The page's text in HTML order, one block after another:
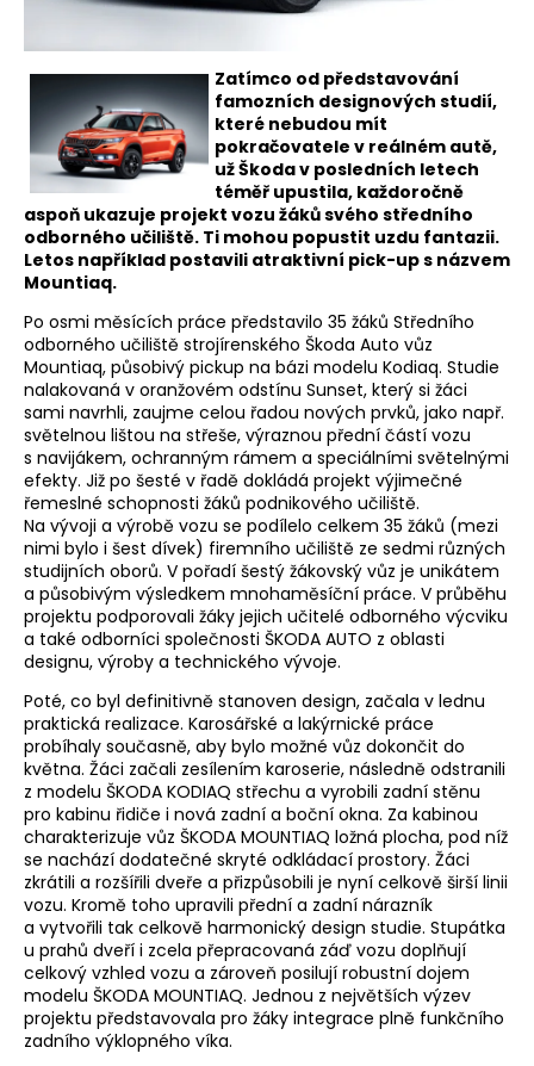
Zatímco od představování
famozních designových studií,
které nebudou mít
pokračovatele v reálném autě,
už Škoda v posledních letech
téměř upustila, každoročně
aspoň ukazuje projekt vozu žáků svého středního
odborného učiliště. Ti mohou popustit uzdu fantazii.
Letos například postavili atraktivní pick-up s názvem
Mountiaq.
Po osmi měsících práce představilo 35 žáků Středního
odborného učiliště strojírenského Škoda Auto vůz
Mountiaq, působivý pickup na bázi modelu Kodiaq. Studie
nalakovaná v oranžovém odstínu Sunset, který si žáci
sami navrhli, zaujme celou řadou nových prvků, jako např.
světelnou lištou na střeše, výraznou přední částí vozu
s navijákem, ochranným rámem a speciálními světelnými
efekty. Již po šesté v řadě dokládá projekt výjimečné
řemeslné schopnosti žáků podnikového učiliště.
Na vývoji a výrobě vozu se podílelo celkem 35 žáků (mezi
nimi bylo i šest dívek) firemního učiliště ze sedmi různých
studijních oborů. V pořadí šestý žákovský vůz je unikátem
a působivým výsledkem mnohaměsíční práce. V průběhu
projektu podporovali žáky jejich učitelé odborného výcviku
a také odborníci společnosti ŠKODA AUTO z oblasti
designu, výroby a technického vývoje.
Poté, co byl definitivně stanoven design, začala v lednu
praktická realizace. Karosářské a lakýrnické práce
probíhaly současně, aby bylo možné vůz dokončit do
května. Žáci začali zesílením karoserie, následně odstranili
z modelu ŠKODA KODIAQ střechu a vyrobili zadní stěnu
pro kabinu řidiče i nová zadní a boční okna. Za kabinou
charakterizuje vůz ŠKODA MOUNTIAQ ložná plocha, pod níž
se nachází dodatečné skryté odkládací prostory. Žáci
zkrátili a rozšířili dveře a přizpůsobili je nyní celkově širší linii
vozu. Kromě toho upravili přední a zadní nárazník
a vytvořili tak celkově harmonický design studie. Stupátka
u prahů dveří i zcela přepracovaná záď vozu doplňují
celkový vzhled vozu a zároveň posilují robustní dojem
modelu ŠKODA MOUNTIAQ. Jednou z největších výzev
projektu představovala pro žáky integrace plně funkčního
zadního výklopného víka.